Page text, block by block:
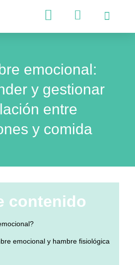
emocional:
y gestionar
entre
y comida
contenido
emocional y hambre fisiológica